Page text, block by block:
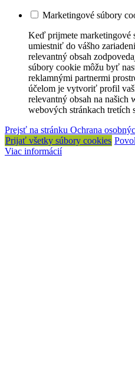
Marketingové súbory
Keď prijmete marketingové
umiestniť do vášho
relevantný obsah
súbory cookie môžu byť
reklamnými partnermi
účelom je vytvoriť profil
relevantný obsah na našich
webových stránkach tretích
Prejsť na stránku Ochrana
Prijať všetky súbory cookies
Viac informácií